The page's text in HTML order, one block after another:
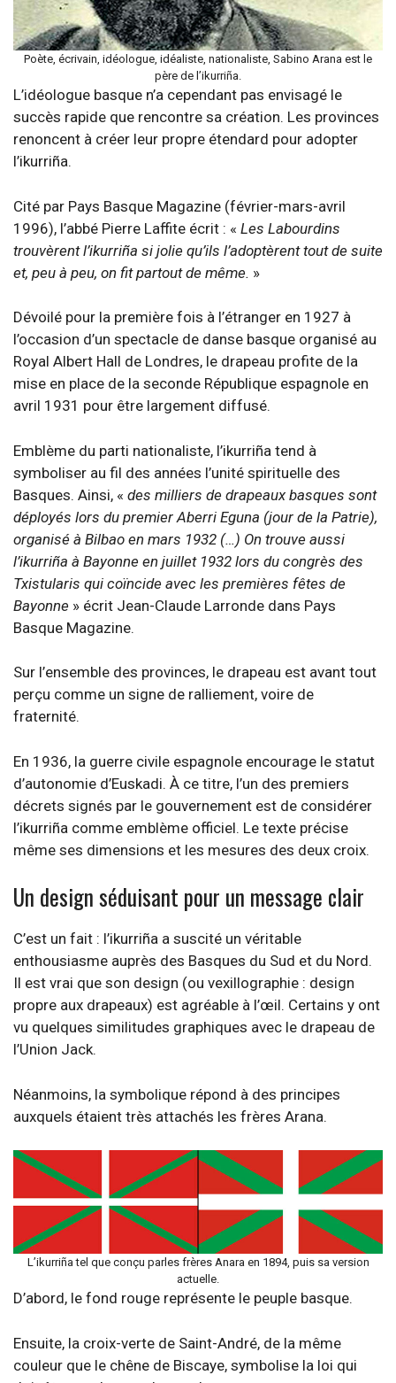
Poète, écrivain, idéologue, idéaliste, nationaliste, Sabino Arana est le
père de l’ikurriña.
L’idéologue basque n’a cependant pas envisagé le
succès rapide que rencontre sa création. Les provinces
renoncent à créer leur propre étendard pour adopter
l’ikurriña.
Cité par Pays Basque Magazine (février-mars-avril
1996), l’abbé Pierre Laffite écrit : « Les Labourdins
trouvèrent l’ikurriña si jolie qu’ils l’adoptèrent tout de suite
et, peu à peu, on fit partout de même. »
Dévoilé pour la première fois à l’étranger en 1927 à
l’occasion d’un spectacle de danse basque organisé au
Royal Albert Hall de Londres, le drapeau profite de la
mise en place de la seconde République espagnole en
avril 1931 pour être largement diffusé.
Emblème du parti nationaliste, l’ikurriña tend à
symboliser au fil des années l’unité spirituelle des
Basques. Ainsi, « des milliers de drapeaux basques sont
déployés lors du premier Aberri Eguna (jour de la Patrie),
organisé à Bilbao en mars 1932 (…) On trouve aussi
l’ikurriña à Bayonne en juillet 1932 lors du congrès des
Txistularis qui coïncide avec les premières fêtes de
Bayonne » écrit Jean-Claude Larronde dans Pays
Basque Magazine.
Sur l’ensemble des provinces, le drapeau est avant tout
perçu comme un signe de ralliement, voire de
fraternité.
En 1936, la guerre civile espagnole encourage le statut
d’autonomie d’Euskadi. À ce titre, l’un des premiers
décrets signés par le gouvernement est de considérer
l’ikurriña comme emblème officiel. Le texte précise
même ses dimensions et les mesures des deux croix.
Un design séduisant pour un message clair
C’est un fait : l’ikurriña a suscité un véritable
enthousiasme auprès des Basques du Sud et du Nord.
Il est vrai que son design (ou vexillographie : design
propre aux drapeaux) est agréable à l’œil. Certains y ont
vu quelques similitudes graphiques avec le drapeau de
l’Union Jack.
Néanmoins, la symbolique répond à des principes
auxquels étaient très attachés les frères Arana.
L’ikurriña tel que conçu parles frères Anara en 1894, puis sa version
actuelle.
D’abord, le fond rouge représente le peuple basque.
Ensuite, la croix-verte de Saint-André, de la même
couleur que le chêne de Biscaye, symbolise la loi qui